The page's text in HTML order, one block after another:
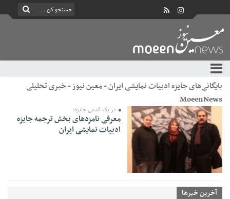
بایگانی‌های جایزه ادبیات نمایشی ایران - معین نیوز - خبری تحلیلی
MoeenNews
در یک قدمی جایزه؛
معرفی نامزدهای بخش ترجمه جایزه
ادبیات نمایشی ایران
آخرین خبرها